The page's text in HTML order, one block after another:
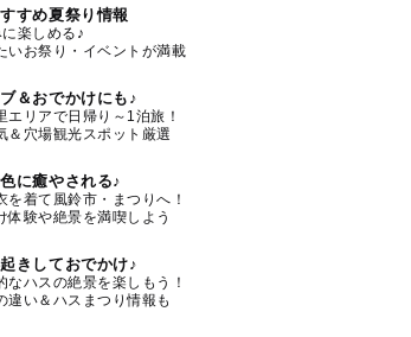
すすめ夏祭り情報
楽しめる♪
いお祭り・イベントが満載
＆おでかけにも♪
エリアで日帰り～1泊旅！
＆穴場観光スポット厳選
に癒やされる♪
を着て風鈴市・まつりへ！
体験や絶景を満喫しよう
きしておでかけ♪
なハスの絶景を楽しもう！
違い＆ハスまつり情報も